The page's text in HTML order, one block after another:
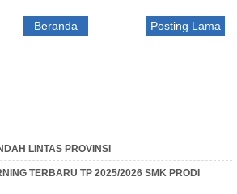
Posting Lama
Beranda
LINTAS PROVINSI
TERBARU TP 2025/2026 SMK PRODI